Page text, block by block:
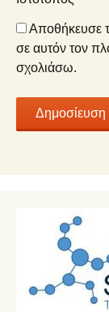
Αποθήκευσε
σε αυτόν τον
σχολιάσω.